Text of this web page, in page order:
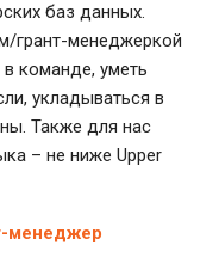
баз данных.
грант-менеджеркой
команде, уметь
укладываться в
Также для нас
– не ниже Upper
менеджер